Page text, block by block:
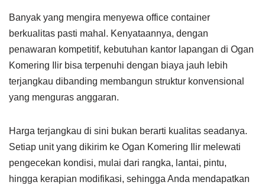
Banyak yang mengira menyewa office container
berkualitas pasti mahal. Kenyataannya, dengan
penawaran kompetitif, kebutuhan kantor lapangan di Ogan
Komering Ilir bisa terpenuhi dengan biaya jauh lebih
terjangkau dibanding membangun struktur konvensional
yang menguras anggaran.
Harga terjangkau di sini bukan berarti kualitas seadanya.
Setiap unit yang dikirim ke Ogan Komering Ilir melewati
pengecekan kondisi, mulai dari rangka, lantai, pintu,
hingga kerapian modifikasi, sehingga Anda mendapatkan